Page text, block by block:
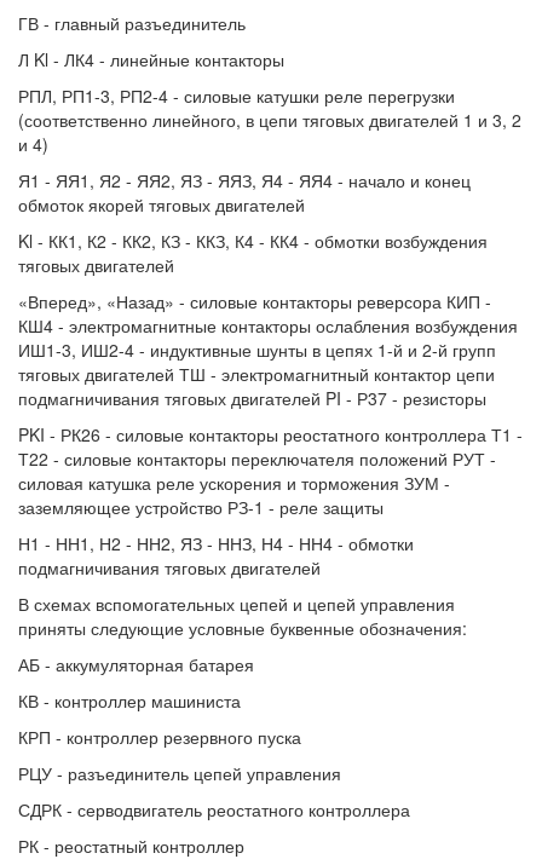
ГВ - главный разъединитель
Л Kl - ЛК4 - линейные контакторы
РПЛ, РП1-3, РП2-4 - силовые катушки реле перегрузки
(соответственно линейного, в цепи тяговых двигателей 1 и 3, 2
и 4)
Я1 - ЯЯ1, Я2 - ЯЯ2, ЯЗ - ЯЯЗ, Я4 - ЯЯ4 - начало и конец
обмоток якорей тяговых двигателей
Kl - КК1, К2 - КК2, КЗ - ККЗ, К4 - КК4 - обмотки возбуждения
тяговых двигателей
«Вперед», «Назад» - силовые контакторы реверсора КИП -
КШ4 - электромагнитные контакторы ослабления возбуждения
ИШ1-3, ИШ2-4 - индуктивные шунты в цепях 1-й и 2-й групп
тяговых двигателей ТШ - электромагнитный контактор цепи
подмагничивания тяговых двигателей PI - Р37 - резисторы
PKI - РК26 - силовые контакторы реостатного контроллера Т1 -
Т22 - силовые контакторы переключателя положений РУТ -
силовая катушка реле ускорения и торможения ЗУМ -
заземляющее устройство РЗ-1 - реле защиты
Н1 - НН1, Н2 - НН2, ЯЗ - ННЗ, Н4 - НН4 - обмотки
подмагничивания тяговых двигателей
В схемах вспомогательных цепей и цепей управления
приняты следующие условные буквенные обозначения:
АБ - аккумуляторная батарея
КВ - контроллер машиниста
КРП - контроллер резервного пуска
РЦУ - разъединитель цепей управления
СДРК - серводвигатель реостатного контроллера
РК - реостатный контроллер